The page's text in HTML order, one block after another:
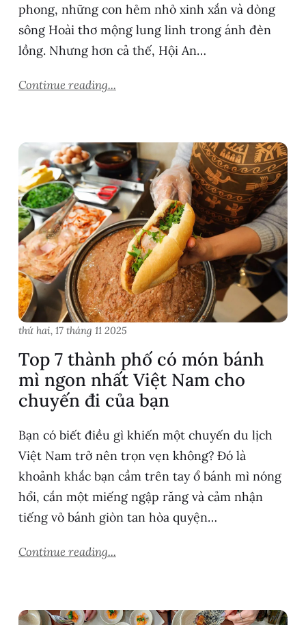
phong, những con hẻm nhỏ xinh xắn và dòng
sông Hoài thơ mộng lung linh trong ánh đèn
lồng. Nhưng hơn cả thế, Hội An…
Continue reading...
thứ hai, 17 tháng 11 2025
Top 7 thành phố có món bánh
mì ngon nhất Việt Nam cho
chuyến đi của bạn
Bạn có biết điều gì khiến một chuyến du lịch
Việt Nam trở nên trọn vẹn không? Đó là
khoảnh khắc bạn cầm trên tay ổ bánh mì nóng
hổi, cắn một miếng ngập răng và cảm nhận
tiếng vỏ bánh giòn tan hòa quyện…
Continue reading...